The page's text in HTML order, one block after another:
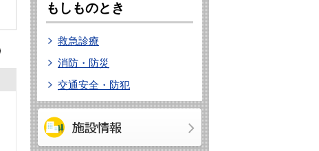
もしものとき
救急診療
消防・防災
交通安全・防犯